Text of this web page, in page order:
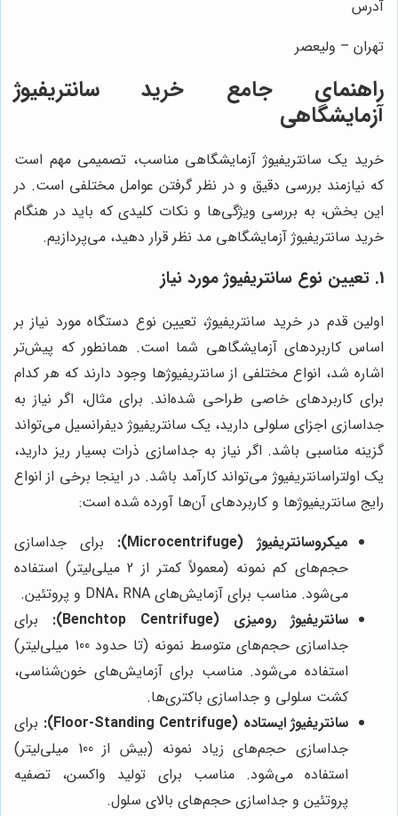
آدرس
تهران – ولیعصر
راهنمای جامع خرید سانتریفیوژ
آزمایشگاهی
خرید یک سانتریفیوژ آزمایشگاهی مناسب، تصمیمی مهم است
که نیازمند بررسی دقیق و در نظر گرفتن عوامل مختلفی است. در
این بخش، به بررسی ویژگی‌ها و نکات کلیدی که باید در هنگام
خرید سانتریفیوژ آزمایشگاهی مد نظر قرار دهید، می‌پردازیم.
1. تعیین نوع سانتریفیوژ مورد نیاز
اولین قدم در خرید سانتریفیوژ، تعیین نوع دستگاه مورد نیاز بر
اساس کاربردهای آزمایشگاهی شما است. همانطور که پیش‌تر
اشاره شد، انواع مختلفی از سانتریفیوژها وجود دارند که هر کدام
برای کاربردهای خاصی طراحی شده‌اند. برای مثال، اگر نیاز به
جداسازی اجزای سلولی دارید، یک سانتریفیوژ دیفرانسیل می‌تواند
گزینه مناسبی باشد. اگر نیاز به جداسازی ذرات بسیار ریز دارید،
یک اولتراسانتریفیوژ می‌تواند کارآمد باشد. در اینجا برخی از انواع
رایج سانتریفیوژها و کاربردهای آن‌ها آورده شده است:
میکروسانتریفیوژ (Microcentrifuge):
برای جداسازی
حجم‌های کم نمونه (معمولاً کمتر از 2 میلی‌لیتر) استفاده
می‌شود. مناسب برای آزمایش‌های DNA، RNA و پروتئین.
سانتریفیوژ رومیزی (Benchtop Centrifuge):
برای
جداسازی حجم‌های متوسط نمونه (تا حدود 100 میلی‌لیتر)
استفاده می‌شود. مناسب برای آزمایش‌های خون‌شناسی،
کشت سلولی و جداسازی باکتری‌ها.
سانتریفیوژ ایستاده (Floor-Standing Centrifuge):
برای
جداسازی حجم‌های زیاد نمونه (بیش از 100 میلی‌لیتر)
استفاده می‌شود. مناسب برای تولید واکسن، تصفیه
پروتئین و جداسازی حجم‌های بالای سلول.